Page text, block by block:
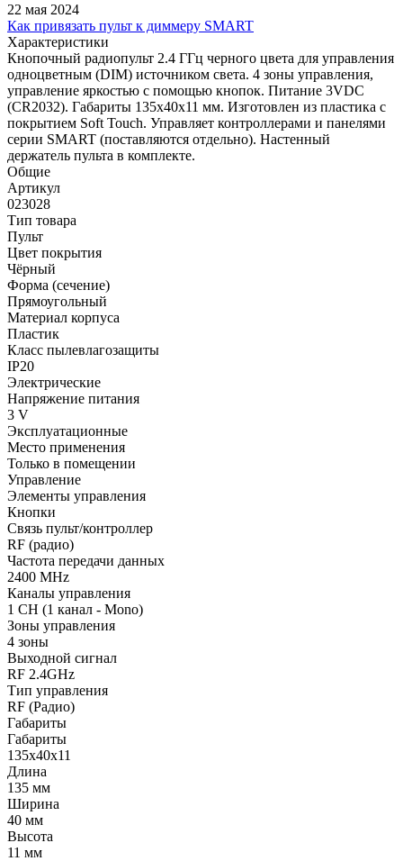
22 мая 2024
Как привязать пульт к диммеру SMART
Характеристики
Кнопочный радиопульт 2.4 ГГц черного цвета для управления
одноцветным (DIM) источником света. 4 зоны управления,
управление яркостью с помощью кнопок. Питание 3VDC
(CR2032). Габариты 135x40x11 мм. Изготовлен из пластика с
покрытием Soft Touch. Управляет контроллерами и панелями
серии SMART (поставляются отдельно). Настенный
держатель пульта в комплекте.
Общие
Артикул
023028
Тип товара
Пульт
Цвет покрытия
Чёрный
Форма (сечение)
Прямоугольный
Материал корпуса
Пластик
Класс пылевлагозащиты
IP20
Электрические
Напряжение питания
3 V
Эксплуатационные
Место применения
Только в помещении
Управление
Элементы управления
Кнопки
Связь пульт/контроллер
RF (радио)
Частота передачи данных
2400 MHz
Каналы управления
1 CH (1 канал - Mono)
Зоны управления
4 зоны
Выходной сигнал
RF 2.4GHz
Тип управления
RF (Радио)
Габариты
Габариты
135x40x11
Длина
135 мм
Ширина
40 мм
Высота
11 мм